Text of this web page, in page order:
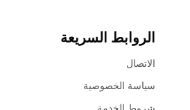
الروابط السريعة
الاتصال
سياسة الخصوصية
شروط الخدمة